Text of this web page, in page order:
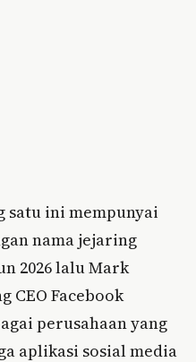
satu ini mempunyai
nama jejaring
2026 lalu Mark
CEO Facebook
perusahaan yang
aplikasi sosial media